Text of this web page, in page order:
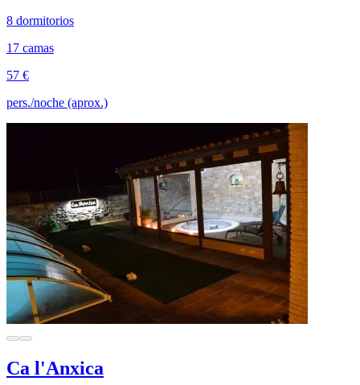
8 dormitorios
17 camas
57 €
pers./noche (aprox.)
Ca l'Anxica